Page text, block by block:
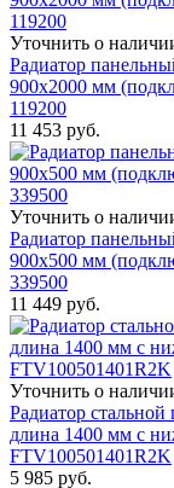
Уточнить о
Радиатор
900x2000 мм
119200
11 453 руб.
Уточнить о
Радиатор
900x500 мм
339500
11 449 руб.
Уточнить о
Радиатор
длина 1400 мм с
FTV100501401R2K
5 985 руб.